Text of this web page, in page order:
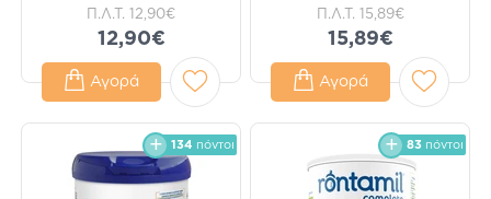
Π.Λ.Τ. 12,90€
12,90€
Αγορά
Π.Λ.Τ. 15,89€
15,89€
Αγορά
134 πόντοι 83 πόντοι